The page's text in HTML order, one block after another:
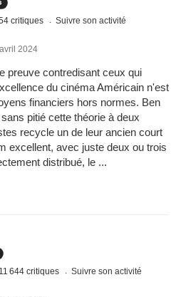
critiques Suivre son activité
2024
preuve contredisant ceux qui
du cinéma Américain n'est
financiers hors normes. Ben
pitié cette théorie à deux
recycle un de leur ancien court
excellent, avec juste deux ou trois
distribué, le ...
11 644 critiques Suivre son activité